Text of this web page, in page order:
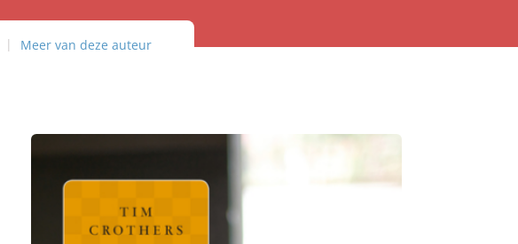
Meer van deze auteur